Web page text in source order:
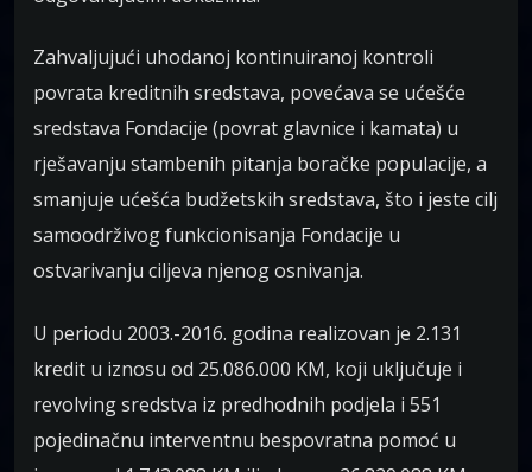
Zahvaljujući uhodanoj kontinuiranoj kontroli
povrata kreditnih sredstava, povećava se ućešće
sredstava Fondacije (povrat glavnice i kamata) u
rješavanju stambenih pitanja boračke populacije, a
smanjuje ućešća budžetskih sredstava, što i jeste cilj
samoodrživog funkcionisanja Fondacije u
ostvarivanju ciljeva njenog osnivanja.
U periodu 2003.-2016. godina realizovan je 2.131
kredit u iznosu od 25.086.000 KM, koji uključuje i
revolving sredstva iz predhodnih podjela i 551
pojedinačnu interventnu bespovratna pomoć u